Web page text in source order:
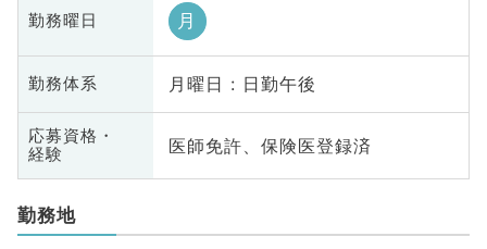
勤務曜日 月
勤務体系 月曜日 : 日勤午後
応募資格・
経験
医師免許、保険医登録済
勤務地